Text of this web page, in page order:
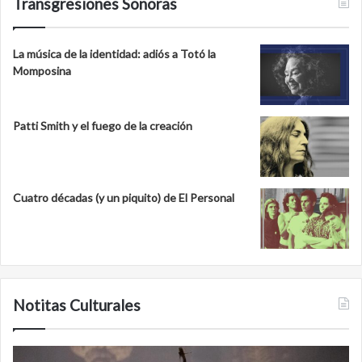
Transgresiones Sonoras
La música de la identidad: adiós a Totó la
Momposina
Patti Smith y el fuego de la creación
Cuatro décadas (y un piquito) de El Personal
Notitas Culturales
Minanbé,